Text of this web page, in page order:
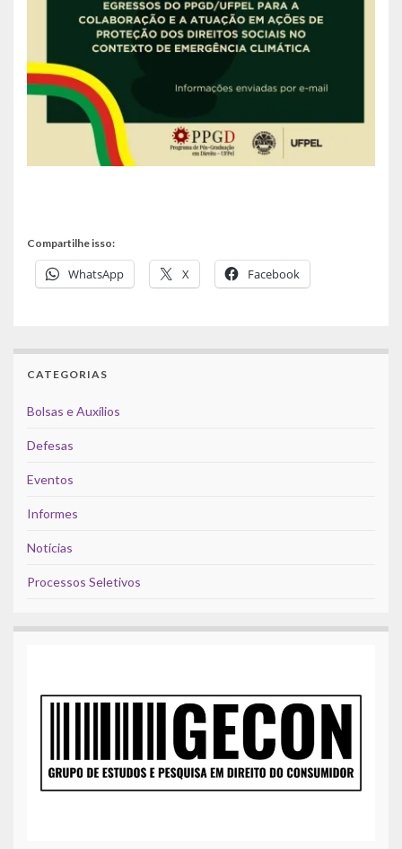
Compartilhe isso:
WhatsApp X Facebook
CATEGORIAS
Bolsas e Auxílios
Defesas
Eventos
Informes
Notícias
Processos Seletivos